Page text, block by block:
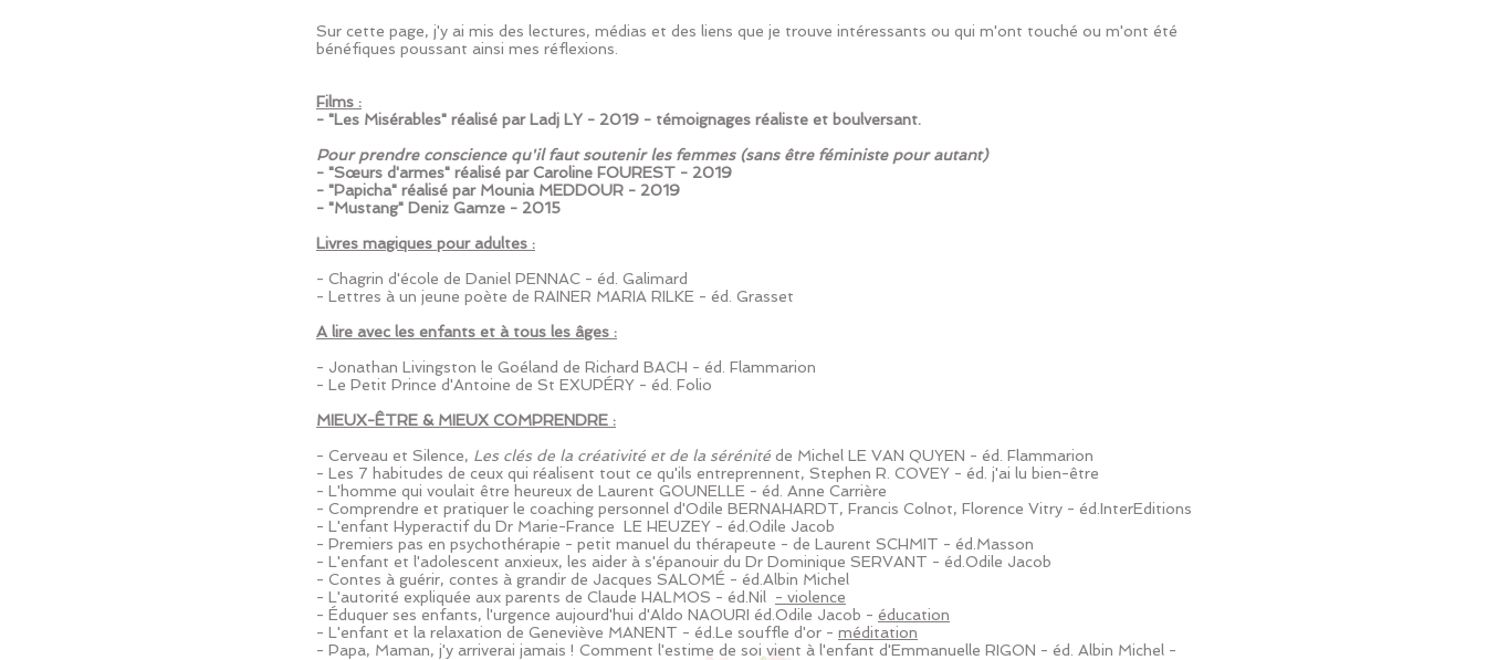
Sur cette page, j'y ai mis des lectures, médias et des liens que je trouve intéressants ou qui m'ont touché ou m'ont été
bénéfiques poussant ainsi mes réflexions.
Films :
- "Les Misérables" réalisé par Ladj LY - 2019 - témoignages réaliste et boulversant.
Pour prendre conscience qu'il faut soutenir les femmes (sans être féministe pour autant)
- "Sœurs d'armes" réalisé par Caroline FOUREST - 2019
- "Papicha" réalisé par Mounia MEDDOUR - 2019
- "Mustang" Deniz Gamze - 2015
Livres magiques pour adultes :
- Chagrin d'école de Daniel PENNAC - éd. Galimard
- Lettres à un jeune poète de RAINER MARIA RILKE - éd. Grasset
A lire avec les enfants et à tous les âges :
- Jonathan Livingston le Goéland de Richard BACH - éd. Flammarion
- Le Petit Prince d'Antoine de St EXUPÉRY - éd. Folio
MIEUX-ÊTRE & MIEUX COMPRENDRE :
- Cerveau et Silence, Les clés de la créativité et de la sérénité de Michel LE VAN QUYEN - éd. Flammarion
- Les 7 habitudes de ceux qui réalisent tout ce qu'ils entreprennent, Stephen R. COVEY - éd. j'ai lu bien-être
- L'homme qui voulait être heureux de Laurent GOUNELLE - éd. Anne Carrière
- Comprendre et pratiquer le coaching personnel d'Odile BERNAHARDT, Francis Colnot, Florence Vitry - éd.InterEditions
- L'enfant Hyperactif du Dr Marie-France LE HEUZEY - éd.Odile Jacob
- Premiers pas en psychothérapie - petit manuel du thérapeute - de Laurent SCHMIT - éd.Masson
- L'enfant et l'adolescent anxieux, les aider à s'épanouir du Dr Dominique SERVANT - éd.Odile Jacob
- Contes à guérir, contes à grandir de Jacques SALOMÉ - éd.Albin Michel
- L'autorité expliquée aux parents de Claude HALMOS - éd.Nil - violence
- Éduquer ses enfants, l'urgence aujourd'hui d'Aldo NAOURI éd.Odile Jacob - éducation
- L'enfant et la relaxation de Geneviève MANENT - éd.Le souffle d'or - méditation
- Papa, Maman, j'y arriverai jamais ! Comment l'estime de soi vient à l'enfant d'Emmanuelle RIGON - éd. Albin Michel -